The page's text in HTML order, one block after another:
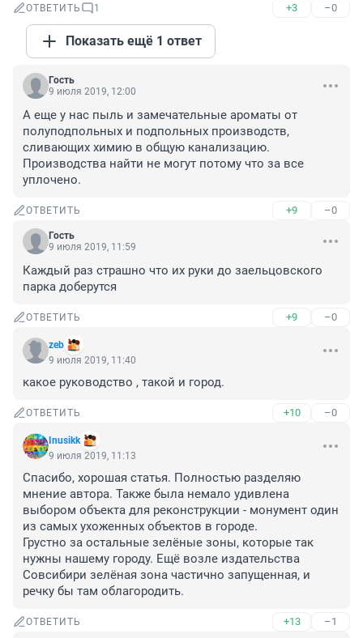
ОТВЕТИТЬ 1 +3 –0
Показать ещё 1 ответ
Гость
9 июля 2019, 12:00
А еще у нас пыль и замечательные ароматы от
полуподпольных и подпольных производств,
сливающих химию в общую канализацию.
Производства найти не могут потому что за все
уплочено.
ОТВЕТИТЬ +9 –0
Гость
9 июля 2019, 11:59
Каждый раз страшно что их руки до заельцовского
парка доберутся
ОТВЕТИТЬ +9 –0
zeb
9 июля 2019, 11:40
какое руководство , такой и город.
ОТВЕТИТЬ +10 –0
Inusikk
9 июля 2019, 11:13
Спасибо, хорошая статья. Полностью разделяю
мнение автора. Также была немало удивлена
выбором объекта для реконструкции - монумент один
из самых ухоженных объектов в городе.
Грустно за остальные зелёные зоны, которые так
нужны нашему городу. Ещё возле издательства
Совсибири зелёная зона частично запущенная, и
речку бы там облагородить.
ОТВЕТИТЬ +13 –1